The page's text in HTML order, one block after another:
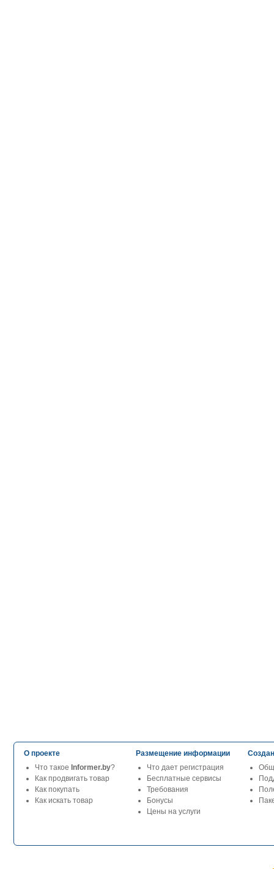
О проекте
Что такое Informer.by?
Как продвигать товар
Как покупать
Как искать товар
Размещение информации
Что дает регистрация
Бесплатные сервисы
Требования
Бонусы
Цены на услуги